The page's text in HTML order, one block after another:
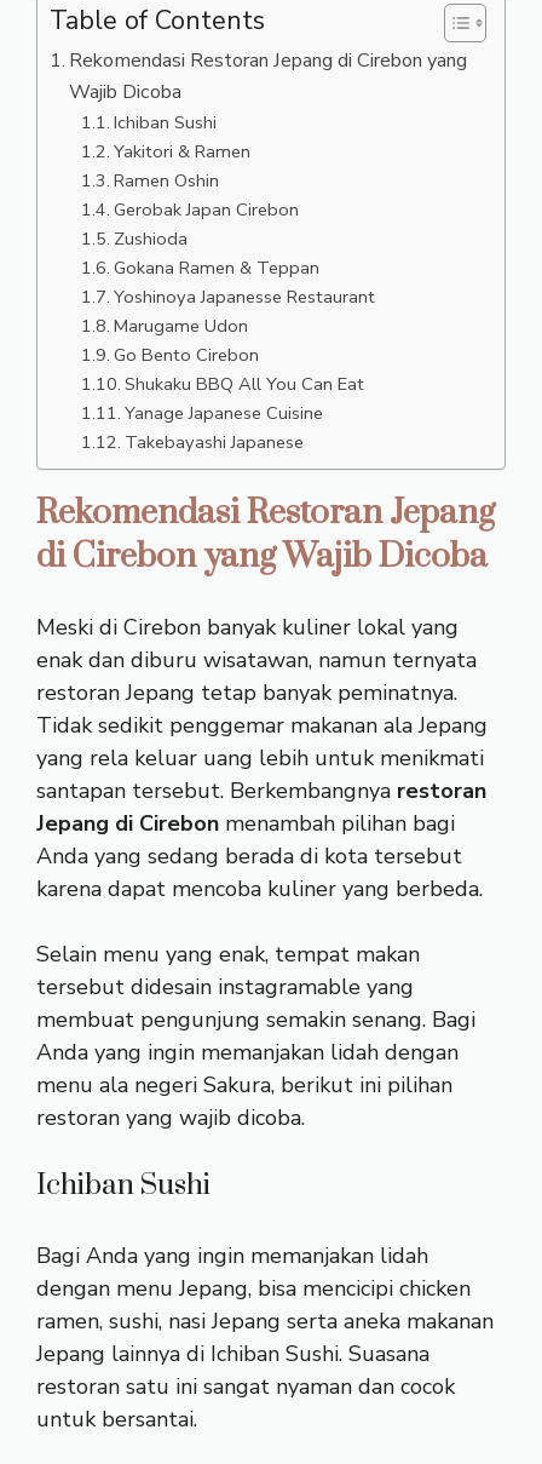
Table of Contents
Rekomendasi Restoran Jepang di Cirebon yang
Wajib Dicoba
Ichiban Sushi
Yakitori & Ramen
Ramen Oshin
Gerobak Japan Cirebon
Zushioda
Gokana Ramen & Teppan
Yoshinoya Japanesse Restaurant
Marugame Udon
Go Bento Cirebon
Shukaku BBQ All You Can Eat
Yanage Japanese Cuisine
Takebayashi Japanese
Rekomendasi Restoran Jepang
di Cirebon yang Wajib Dicoba
Meski di Cirebon banyak kuliner lokal yang
enak dan diburu wisatawan, namun ternyata
restoran Jepang tetap banyak peminatnya.
Tidak sedikit penggemar makanan ala Jepang
yang rela keluar uang lebih untuk menikmati
santapan tersebut. Berkembangnya restoran
Jepang di Cirebon menambah pilihan bagi
Anda yang sedang berada di kota tersebut
karena dapat mencoba kuliner yang berbeda.
Selain menu yang enak, tempat makan
tersebut didesain instagramable yang
membuat pengunjung semakin senang. Bagi
Anda yang ingin memanjakan lidah dengan
menu ala negeri Sakura, berikut ini pilihan
restoran yang wajib dicoba.
Ichiban Sushi
Bagi Anda yang ingin memanjakan lidah
dengan menu Jepang, bisa mencicipi chicken
ramen, sushi, nasi Jepang serta aneka makanan
Jepang lainnya di Ichiban Sushi. Suasana
restoran satu ini sangat nyaman dan cocok
untuk bersantai.